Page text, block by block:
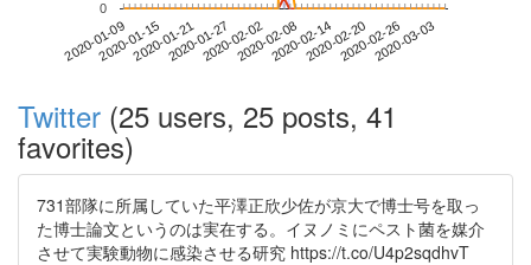
2020-01-092020-01-152020-01-212020-01-272020-02-022020-02-082020-02-142020-02-202020-02-262020-03-03
0
Twitter (25 users, 25 posts, 41
favorites)
731部隊に所属していた平澤正欣少佐が京大で博士号を取っ
た博士論文というのは実在する。イヌノミにペスト菌を媒介
させて実験動物に感染させる研究 https://t.co/U4p2sqdhvT